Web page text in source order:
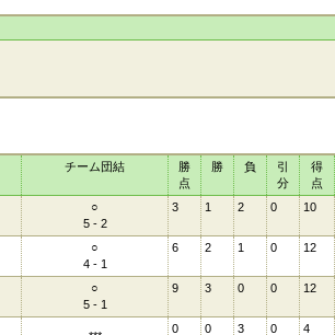
チーム団結
勝
点
勝 負
引
分
得
点
○
5 - 2
3 1 2 0 10
○
4 - 1
6 2 1 0 12
○
5 - 1
9 3 0 0 12
0 0 3 0 4